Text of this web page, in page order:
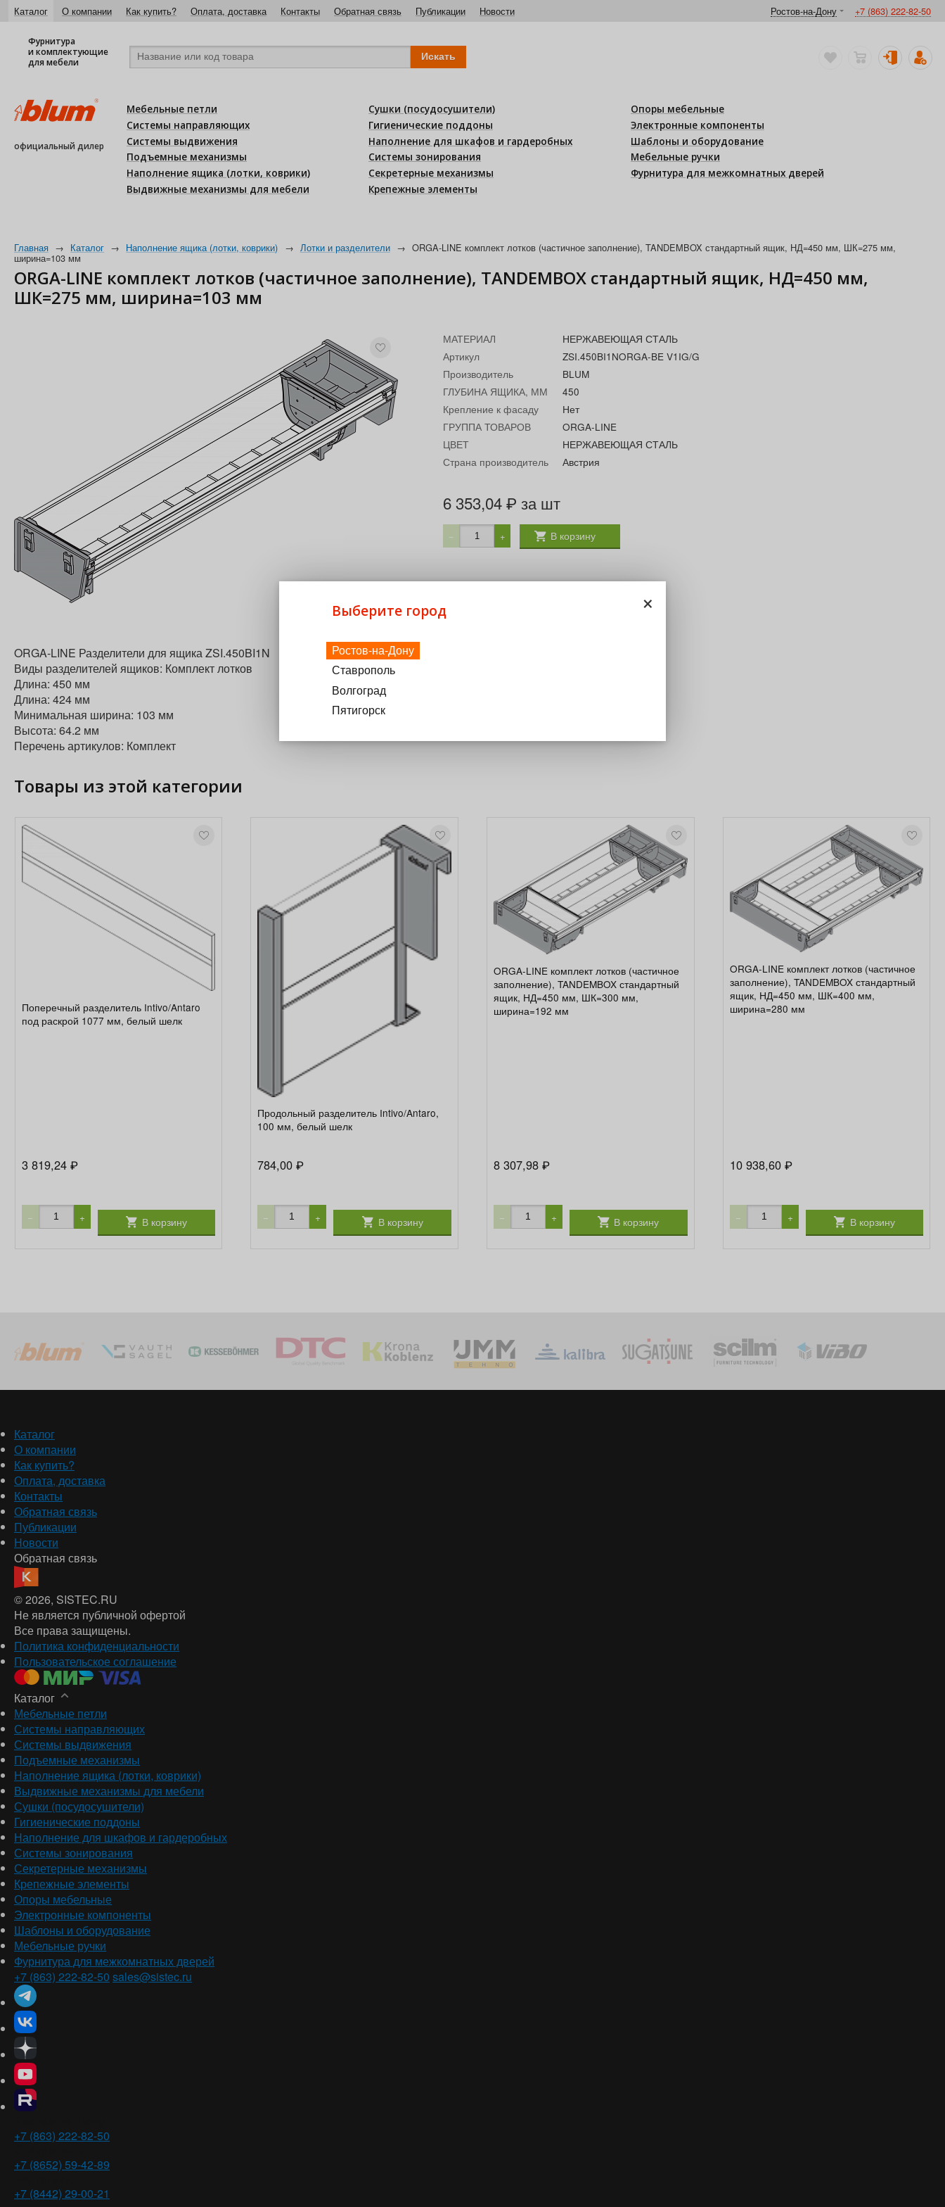
Каталог О компании Как купить? Оплата, доставка Контакты Обратная связь Публикации Новости Ростов-на-Дону +7 (863) 222-82-50
Фурнитура
и комплектующие
для мебели
официальный дилер
Мебельные петли
Системы направляющих
Системы выдвижения
Подъемные механизмы
Наполнение ящика (лотки, коврики)
Выдвижные механизмы для мебели
Сушки (посудосушители)
Гигиенические поддоны
Наполнение для шкафов и гардеробных
Системы зонирования
Секретерные механизмы
Крепежные элементы
Опоры мебельные
Электронные компоненты
Шаблоны и оборудование
Мебельные ручки
Фурнитура для межкомнатных дверей
Главная → Каталог → Наполнение ящика (лотки, коврики) → Лотки и разделители → ORGA-LINE комплект лотков (частичное заполнение), TANDEMBOX стандартный ящик, НД=450 мм, ШК=275 мм,
ширина=103 мм
ORGA-LINE комплект лотков (частичное заполнение), TANDEMBOX стандартный ящик, НД=450 мм,
ШК=275 мм, ширина=103 мм
МАТЕРИАЛ
НЕРЖАВЕЮЩАЯ СТАЛЬ
Артикул
ZSI.450BI1NORGA-BE V1IG/G
Производитель
BLUM
ГЛУБИНА ЯЩИКА, ММ
450
Крепление к фасаду
Нет
ГРУППА ТОВАРОВ
ORGA-LINE
ЦВЕТ
НЕРЖАВЕЮЩАЯ СТАЛЬ
Страна производитель
Австрия
6 353,04 ₽ за шт
− + В корзину
ORGA-LINE Разделители для ящика ZSI.450BI1N
Виды разделителей ящиков: Комплект лотков
Длина: 450 мм
Длина: 424 мм
Минимальная ширина: 103 мм
Высота: 64.2 мм
Перечень артикулов: Комплект
Товары из этой категории
Поперечный разделитель Intivo/Antaro
под раскрой 1077 мм, белый шелк
3 819,24 ₽
− + В корзину
Продольный разделитель Intivo/Antaro,
100 мм, белый шелк
784,00₽
− + В корзину
ORGA-LINE комплект лотков (частичное
заполнение), TANDEMBOX стандартный
ящик, НД=450 мм, ШК=300 мм,
ширина=192 мм
8 307,98₽
− + В корзину
ORGA-LINE комплект лотков (частичное
заполнение), TANDEMBOX стандартный
ящик, НД=450 мм, ШК=400 мм,
ширина=280 мм
10 938,60 ₽
− + В корзину
Каталог
О компании
Как купить?
Оплата, доставка
Контакты
Обратная связь
Публикации
Новости
Обратная связь
© 2026, SISTEC.RU
Не является публичной офертой
Все права защищены.
Политика конфиденциальности
Пользовательское соглашение
Каталог
Мебельные петли
Системы направляющих
Системы выдвижения
Подъемные механизмы
Наполнение ящика (лотки, коврики)
Выдвижные механизмы для мебели
Сушки (посудосушители)
Гигиенические поддоны
Наполнение для шкафов и гардеробных
Системы зонирования
Секретерные механизмы
Крепежные элементы
Опоры мебельные
Электронные компоненты
Шаблоны и оборудование
Мебельные ручки
Фурнитура для межкомнатных дверей
+7 (863) 222-82-50 sales@sistec.ru
+7 (863) 222-82-50
+7 (8652) 59-42-89
+7 (8442) 29-00-21
×
Выберите город
Ростов-на-Дону
Ставрополь
Волгоград
Пятигорск